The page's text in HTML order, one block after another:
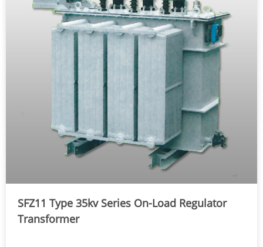
SFZ11 Type 35kv Series On-Load Regulator
Transformer